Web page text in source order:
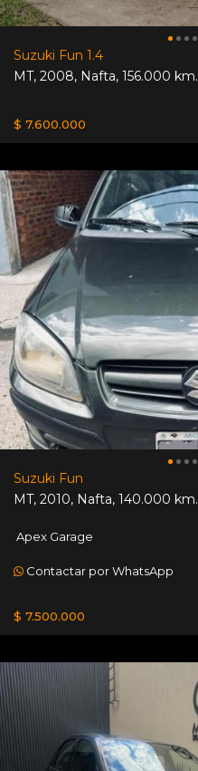
Suzuki Fun 1.4
MT, 2008, Nafta, 156.000 km.
$ 7.600.000
Suzuki Fun
MT, 2010, Nafta, 140.000 km.
Apex Garage
Contactar por WhatsApp
$ 7.500.000